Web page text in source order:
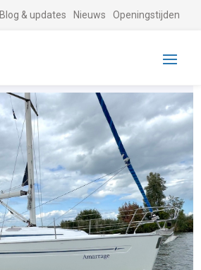
Blog & updates Nieuws Openingstijden